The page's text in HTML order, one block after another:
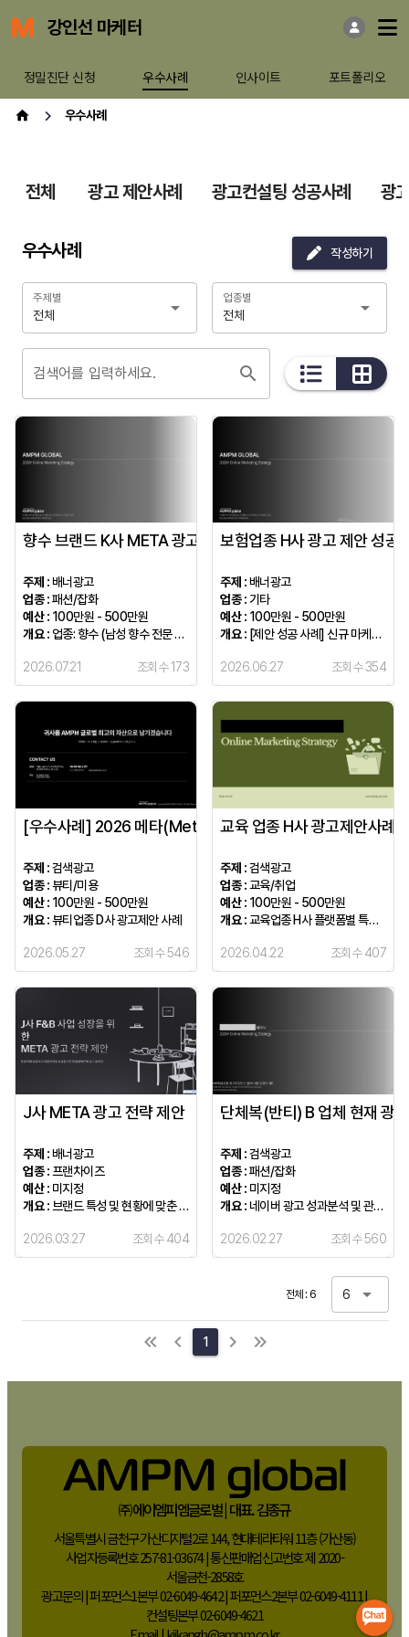
강인선 마케터
정밀진단 신청 우수사례 인사이트 포트폴리오
우수사례
전체 광고 제안사례 광고컨설팅 성공사례 광
우수사례 작성하기
전체
주제별
전체
업종별
검색어를 입력하세요.
향수 브랜드 K사 META 광고 제안 성공 사례
주제 :배너광고
업종 :패션/잡화
예산 : 100만원 - 500만원
개요 :업종: 향수 (남성 향수 전문 브랜드) 채널: 자사몰 광고 목표: 신규 고객 유입 + 브랜드 인지도 확대 집행 매체: META (인스타그램 + 페이스북) K사는 젊은 남성을 타겟으로 한 향수 브랜드예요. 제품 퀄리티는 충분했지만 온라인 마케팅 경험이 거의 없는 상태에서 AMPM에 광고 제안을 요청해오셨어요.
2026.07.21 조회수 173
보험업종 H사 광고 제안 성공
주제 :배너광고
업종 :기타
예산 : 100만원 - 500만원
개요 : [제안 성공 사례] 신규 마케팅도 두렵지 않게! H사 보험설계사 모집을 위한 3대 매체 맞춤형 제안 전략
2026.06.27 조회수 354
[우수사례] 2026 메타(Meta) 중심 풀퍼널 마케팅 성공 전략
주제 :검색광고
업종 :뷰티/미용
예산 : 100만원 - 500만원
개요 :뷰티업종 D사 광고제안 사례
2026.05.27 조회수 546
교육 업종 H사 광고제안사례
주제 :검색광고
업종 :교육/취업
예산 : 100만원 - 500만원
개요 :교육업종 H사 플랫폼별 특징과 광고 제안 사례
2026.04.22 조회수 407
J사 META 광고 전략 제안
주제 :배너광고
업종 : 프랜차이즈
예산 : 미지정
개요 : 브랜드 특성 및 현황에 맞춘 캠페인 전략
2026.03.27 조회수 404
단체복(반티) B 업체 현재 광
주제 :검색광고
업종 :패션/잡화
예산 : 미지정
개요 : 네이버 광고 성과분석 및 관심매체 추천
2026.02.27 조회수 560
전체 : 6 6
1